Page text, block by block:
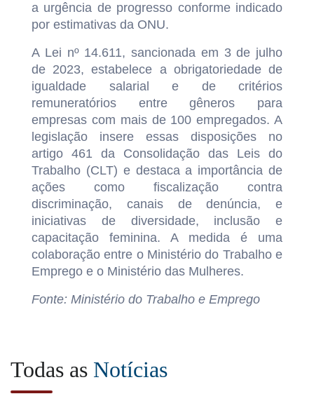
a urgência de progresso conforme indicado
por estimativas da ONU.
A Lei nº 14.611, sancionada em 3 de julho
de 2023, estabelece a obrigatoriedade de
igualdade salarial e de critérios
remuneratórios entre gêneros para
empresas com mais de 100 empregados. A
legislação insere essas disposições no
artigo 461 da Consolidação das Leis do
Trabalho (CLT) e destaca a importância de
ações como fiscalização contra
discriminação, canais de denúncia, e
iniciativas de diversidade, inclusão e
capacitação feminina. A medida é uma
colaboração entre o Ministério do Trabalho e
Emprego e o Ministério das Mulheres.
Fonte: Ministério do Trabalho e Emprego
Todas as Notícias